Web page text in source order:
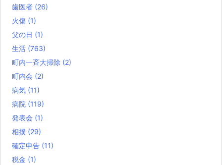
歯医者 (26)
火傷 (1)
父の日 (1)
生活 (763)
町内一斉大掃除 (2)
町内会 (2)
病気 (11)
病院 (119)
発表会 (1)
相撲 (29)
確定申告 (11)
税金 (1)